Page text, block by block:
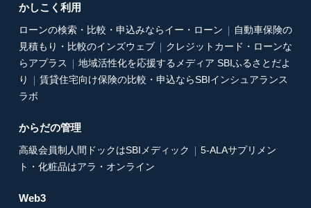
かしこく利用
ローンの検索・比較・申込みならイー・ローン
自動車保険の
見積もり・比較のインズウェブ
クレジットカード・ローンな
らアプラス
地域活性化を応援するメディア SBIふるさとだよ
り
賃貸住宅向け保険の比較・申込ならSBIインシュアランス
ラボ
からだの管理
高級会員制人間ドックはSBIメディック
5-ALAサプリメン
ト・化粧品はアラ・オンライン
Web3